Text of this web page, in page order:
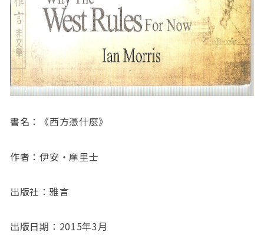
書名：《西方憑什麼》
作者：伊安‧摩里士
出版社：雅言
出版日期：2015年3月